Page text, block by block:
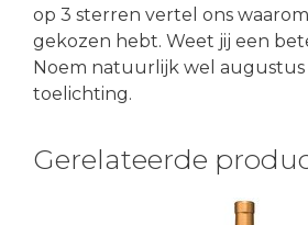
op 3 sterren vertel ons
gekozen hebt. Weet jij een
Noem natuurlijk wel augustus
toelichting.
Gerelateerde